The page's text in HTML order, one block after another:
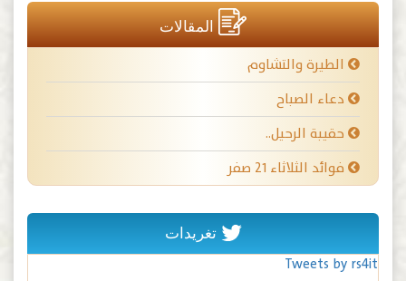
المقالات
الطيرة والتشاوم
دعاء الصباح
حقيبة الرحيل..
فوائد الثلاثاء ٢١ صفر
تغريدات
Tweets by rs4it